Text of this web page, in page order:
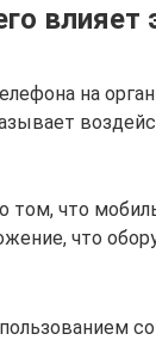
влияет
на
что
что